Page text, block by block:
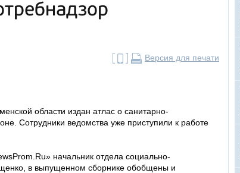
Версия для печати
области издан атлас о санитарно-
Сотрудники ведомства уже приступили к работе
начальник отдела социально-
в выпущенном сборнике обобщены и